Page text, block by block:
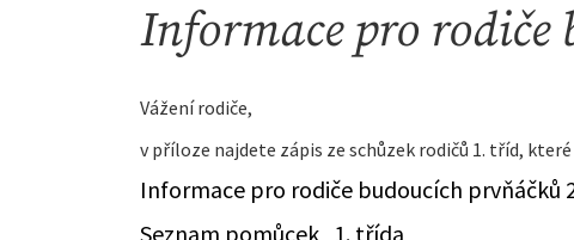
Informace pro rodiče
Vážení rodiče,
v příloze najdete zápis ze schůzek rodičů 1. tříd, které
Informace pro rodiče budoucích prvňáčků
Seznam pomůcek_1. třída